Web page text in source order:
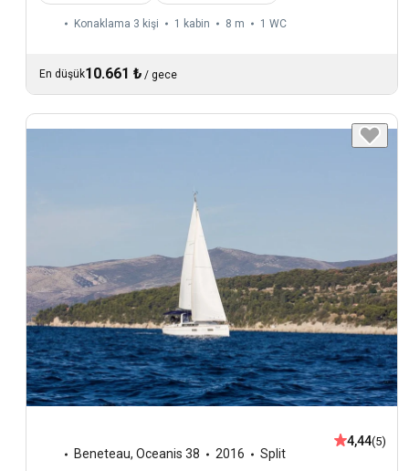
Konaklama 3 kişi 1 kabin 8 m 1 WC
En düşük10.661 ₺ / gece
Beneteau, Oceanis 38 2016 Split
4,44(5)